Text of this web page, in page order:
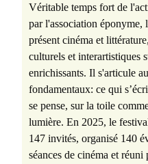
Véritable temps fort de
par l'association éponyme,
présent cinéma et
culturels et interartistiques
enrichissants. Il s'articule
fondamentaux: ce qui
se pense, sur la toile
lumière. En 2025, le
147 invités, organisé 140
séances de cinéma et